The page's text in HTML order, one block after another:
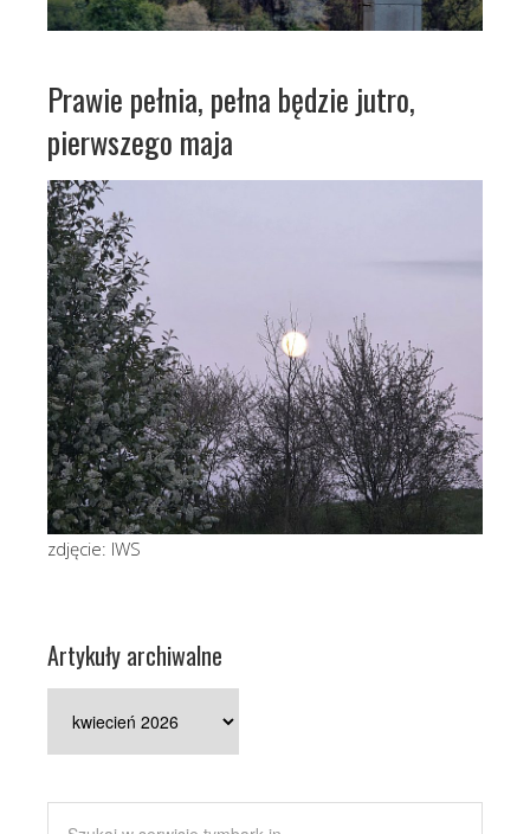
Prawie pełnia, pełna będzie jutro,
pierwszego maja
zdjęcie: IWS
Artykuły archiwalne
archiwalne